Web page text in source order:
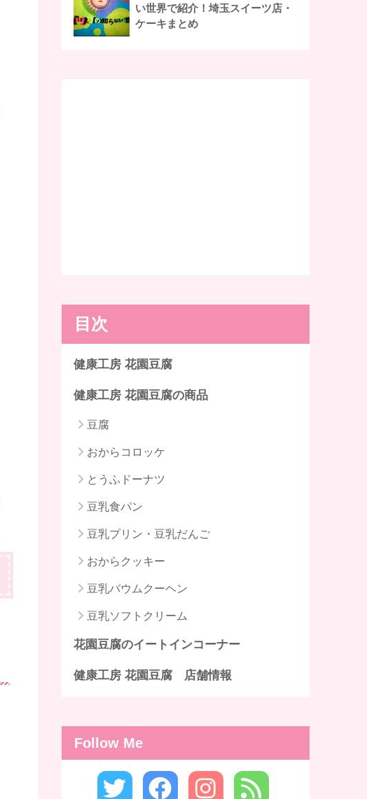
い世界で紹介！埼玉スイーツ店・
ケーキまとめ
目次
健康工房 花園豆腐
健康工房 花園豆腐の商品
豆腐
おからコロッケ
とうふドーナツ
豆乳食パン
豆乳プリン・豆乳だんご
おからクッキー
豆乳バウムクーヘン
豆乳ソフトクリーム
花園豆腐のイートインコーナー
健康工房 花園豆腐 店舗情報
Follow Me